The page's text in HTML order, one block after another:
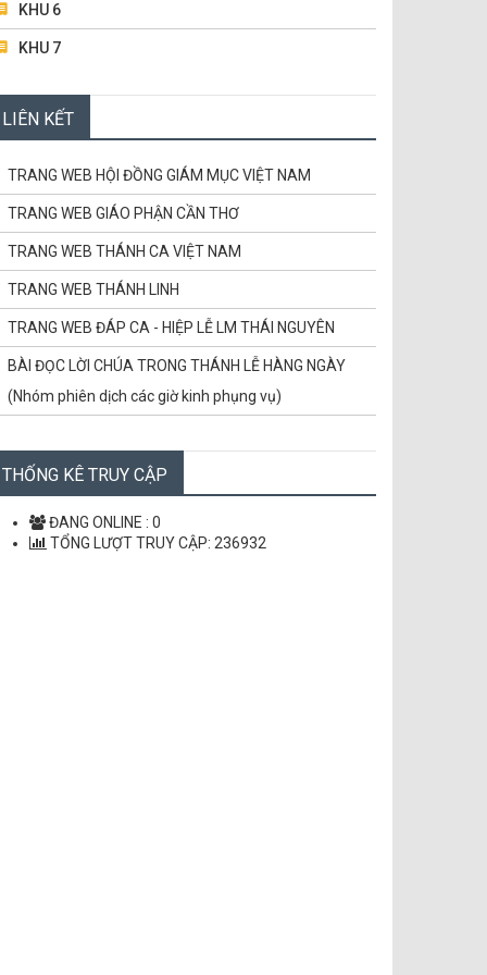
KHU 6
KHU 7
BAN MỤC VỤ TRUYỀN THÔNG
BAN TRẬT TỰ & GIỮ XE
LIÊN KẾT
TRANG WEB HỘI ĐỒNG GIÁM MỤC VIỆT NAM
TRANG WEB GIÁO PHẬN CẦN THƠ
TRANG WEB THÁNH CA VIỆT NAM
TRANG WEB THÁNH LINH
TRANG WEB ĐÁP CA - HIỆP LỄ LM THÁI NGUYÊN
BÀI ĐỌC LỜI CHÚA TRONG THÁNH LỄ HÀNG NGÀY
(Nhóm phiên dịch các giờ kinh phụng vụ)
CÙNG HỌC LỜI CHÚA
THỐNG KÊ TRUY CẬP
ĐANG ONLINE : 0
TỔNG LƯỢT TRUY CẬP: 236932